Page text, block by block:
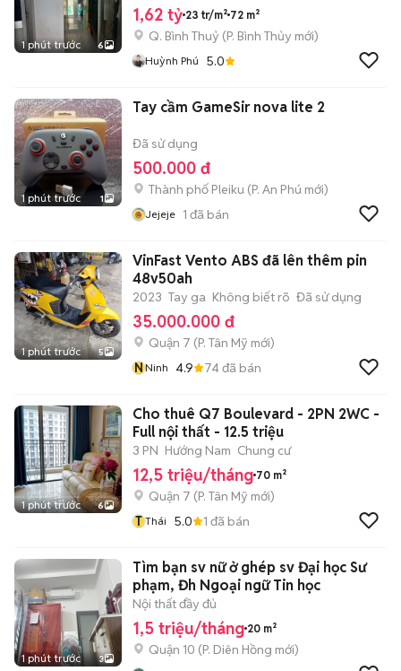
1 phút trước 6
1,62 tỷ 23 tr/m² 72 m²
Q. Bình Thuỷ (P. Bình Thủy mới)
Huỳnh Phú 5.0
1 phút trước 1
Tay cầm GameSir nova lite 2
Đã sử dụng
500.000 đ
Thành phố Pleiku (P. An Phú mới)
Jejeje 1 đã bán
1 phút trước 5
VinFast Vento ABS đã lên thêm pin
48v50ah
2023 Tay ga Không biết rõ Đã sử dụng
35.000.000 đ
Quận 7 (P. Tân Mỹ mới)
NNinh 4.9 74đã bán
1 phút trước 6
Cho thuê Q7 Boulevard - 2PN 2WC -
Full nội thất - 12.5 triệu
3 PN Hướng Nam Chung cư
12,5 triệu/tháng 70 m²
Quận 7 (P. Tân Mỹ mới)
T Thái 5.0 1 đã bán
1 phút trước 3
Tìm bạn sv nữ ở ghép sv Đại học Sư
phạm, Đh Ngoại ngữ Tin học
Nội thất đầy đủ
1,5 triệu/tháng 20 m²
Quận 10 (P. Diên Hồng mới)